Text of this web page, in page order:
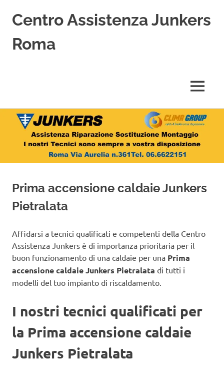
Salta
contenuto
Centro Assistenza Junkers
Roma
Riparazione,
Sostituzione,
Installazione
di
Junkers
Roma
MENU
Prima accensione caldaie Junkers
Pietralata
Affidarsi a tecnici qualificati e competenti della Centro
Assistenza Junkers è di importanza prioritaria per il
buon funzionamento di una caldaie per una Prima
accensione caldaie Junkers Pietralata di tutti i
modelli del tuo impianto di riscaldamento.
I nostri tecnici qualificati per
la Prima accensione caldaie
Junkers Pietralata